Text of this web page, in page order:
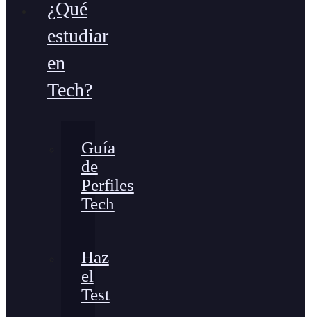
¿Qué
estudiar
en
Tech?
Guía
de
Perfiles
Tech
Haz
el
Test